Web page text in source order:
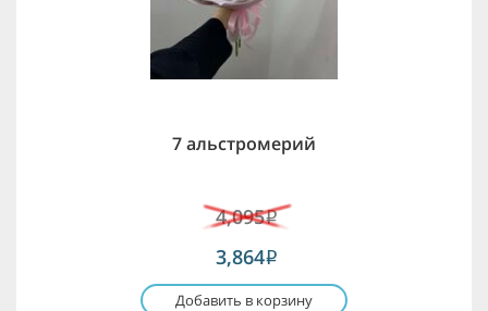
7 альстромерий
4,095i
3,864i
Добавить в корзину